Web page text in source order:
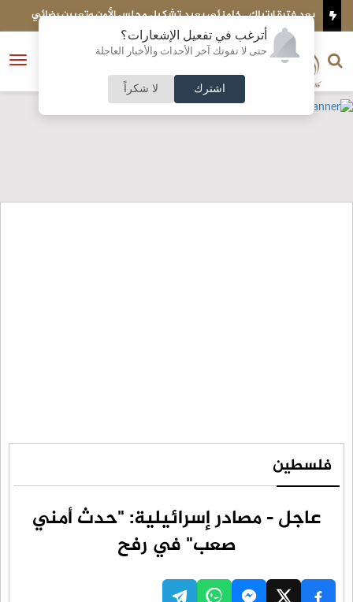
أترغب في تفعيل الإشعارات؟
حتى لا تفوتك آخر الأحداث والأخبار العاجلة
اشترك لا شكراً
يعيد تشكيل مجلس الأمن وتعيين رضائي احذر تراكم "ديون النوم"..
فتح
الناشر و رئيس التحرير
النسخة الكاملة
فلسطين
عاجل - مصادر إسرائيلية: "حدث أمني
صعب" في رفح